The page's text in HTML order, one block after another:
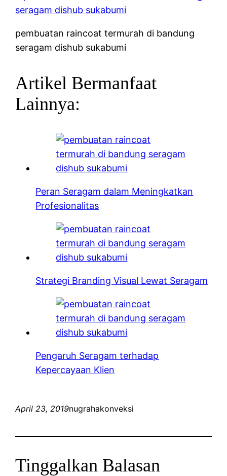
pembuatan raincoat termurah di bandung
seragam dishub sukabumi
Artikel Bermanfaat
Lainnya:
Peran Seragam dalam Meningkatkan
Profesionalitas
Strategi Branding Visual Lewat Seragam
Pengaruh Seragam terhadap
Kepercayaan Klien
April 23, 2019nugrahakonveksi
Tinggalkan Balasan